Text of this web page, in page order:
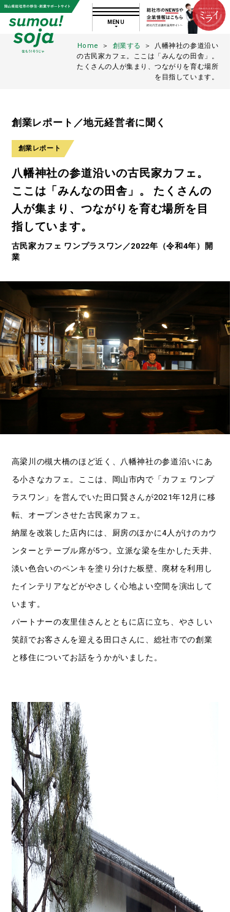
MENU
県総社市の移住・創業サポー
Home ＞ 創業する ＞
八幡神社の参道沿い
の古民家カフェ。ここは「みんなの田舎」。
たくさんの人が集まり、つながりを育む場所
を目指しています。
創業レポート／地元経営者に聞く
創業レポート
八幡神社の参道沿いの古民家カフェ。
ここは「みんなの田舎」。 たくさんの
人が集まり、つながりを育む場所を目
指しています。
古民家カフェ ワンプラスワン／2022年（令和4年）開
業
高梁川の槻大橋のほど近く、八幡神社の参道沿いにあ
る小さなカフェ。ここは、岡山市内で「カフェ ワンプ
ラスワン」を営んでいた田口賢さんが2021年12月に移
転、オープンさせた古民家カフェ。
納屋を改装した店内には、厨房のほかに4人がけのカウ
ンターとテーブル席が5つ。立派な梁を生かした天井、
淡い色合いのペンキを塗り分けた板壁、廃材を利用し
たインテリアなどがやさしく心地よい空間を演出して
います。
パートナーの友里佳さんとともに店に立ち、やさしい
笑顔でお客さんを迎える田口さんに、総社市での創業
と移住についてお話をうかがいました。